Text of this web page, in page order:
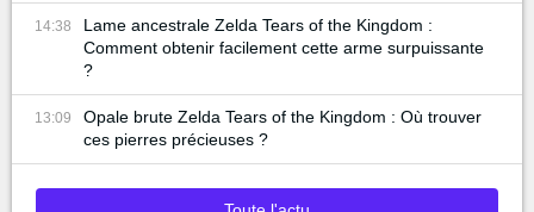
14:38
Lame ancestrale Zelda Tears of the Kingdom :
Comment obtenir facilement cette arme surpuissante
?
13:09
Opale brute Zelda Tears of the Kingdom : Où trouver
ces pierres précieuses ?